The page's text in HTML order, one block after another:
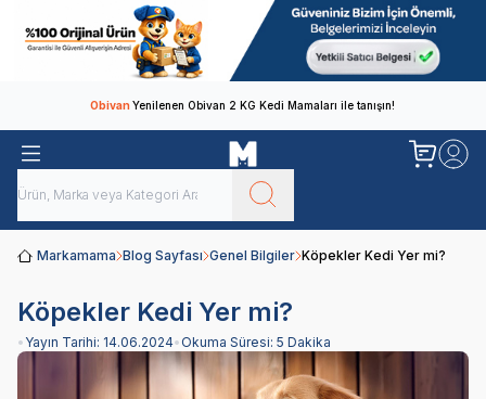
ObivanYenilenen Obivan 2 KG Kedi Mamaları ile tanışın!
Markamama Blog Sayfası Genel Bilgiler Köpekler Kedi Yer mi?
Köpekler Kedi Yer mi?
• Yayın Tarihi: 14.06.2024•Okuma Süresi: 5 Dakika